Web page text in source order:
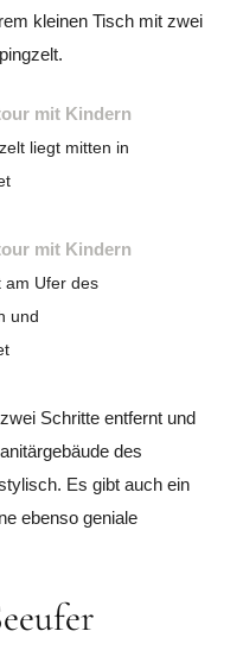
kleinen Tisch mit zwei
liegt mitten in
am Ufer des
und
Schritte entfernt und
des
Es gibt auch ein
ebenso geniale